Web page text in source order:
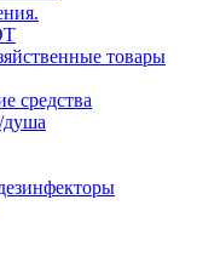
товары
средства